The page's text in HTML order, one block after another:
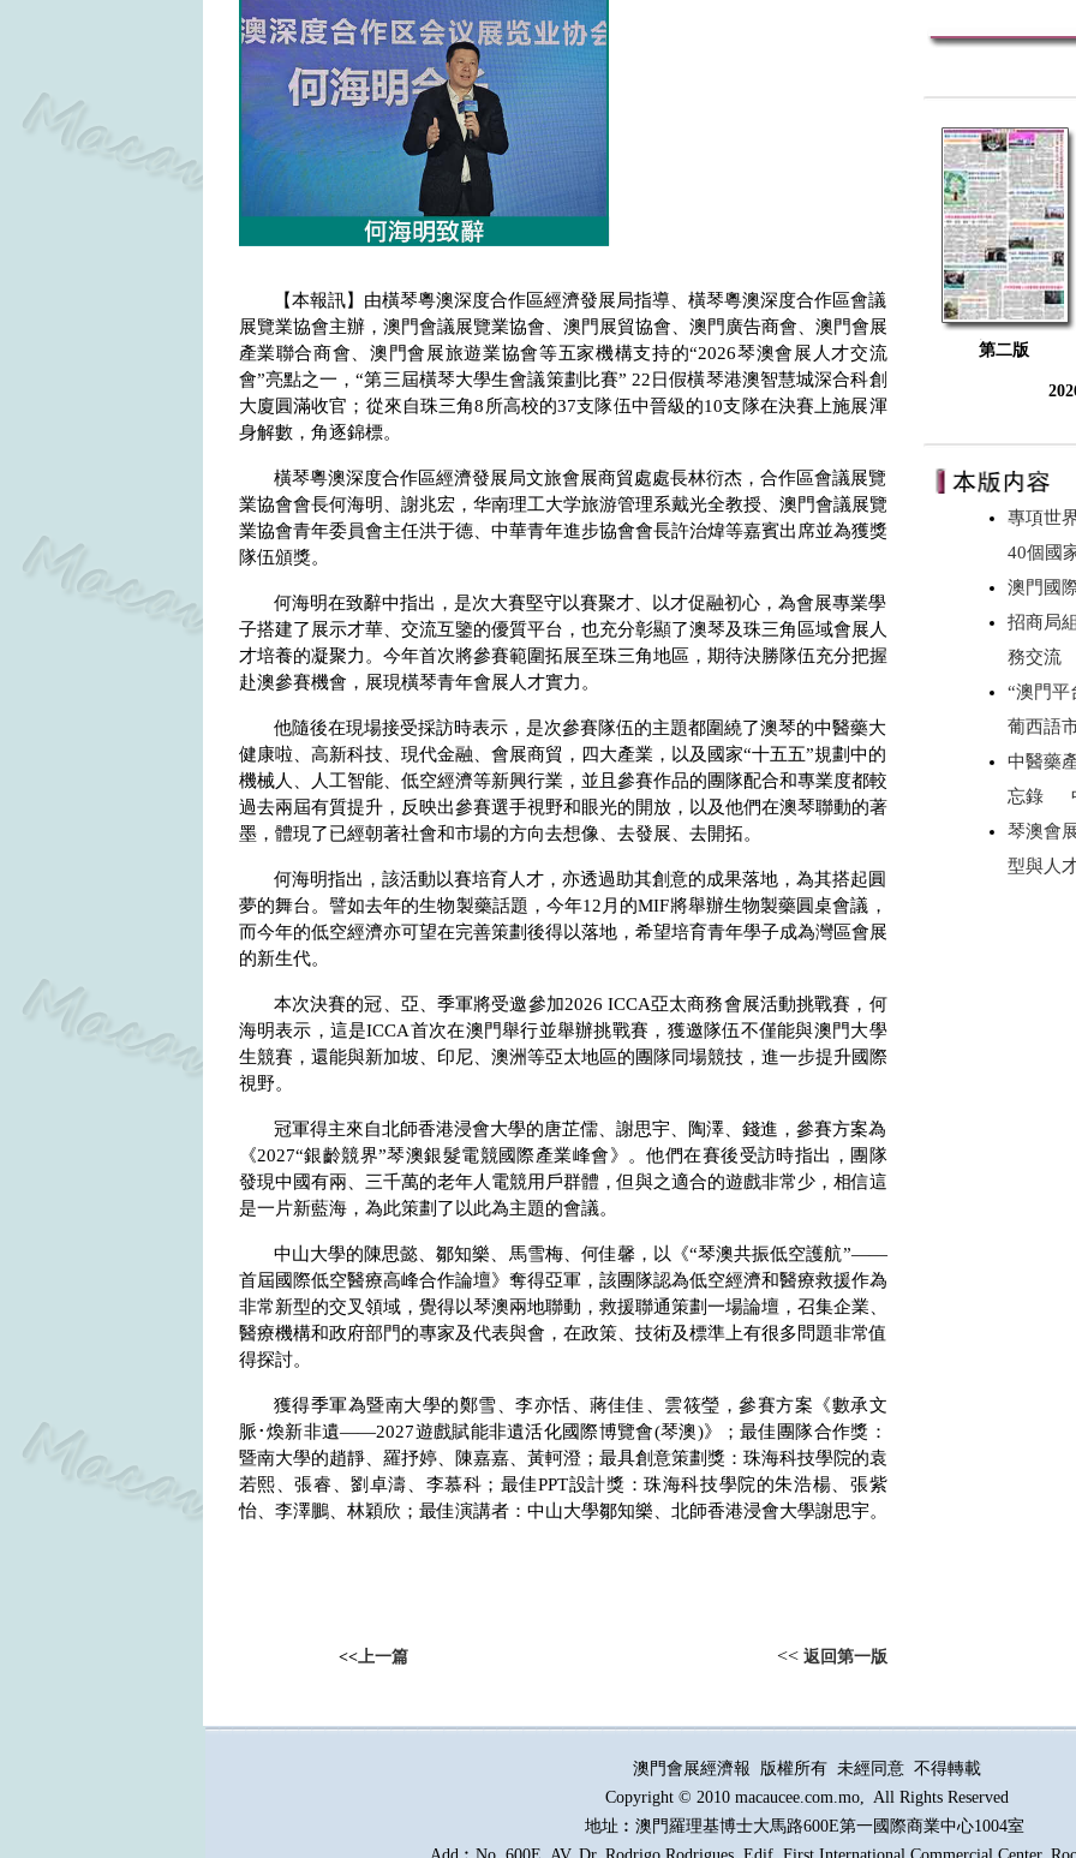
【本報訊】由橫琴粵澳深度合作區經濟發展局指導、橫琴粵澳深度合作區會議
展覽業協會主辦，澳門會議展覽業協會、澳門展貿協會、澳門廣告商會、澳門會展
產業聯合商會、澳門會展旅遊業協會等五家機構支持的“2026琴澳會展人才交流
會”亮點之一，“第三屆橫琴大學生會議策劃比賽” 22 日假橫琴港澳智慧城深合科創
大廈圓滿收官；從來自珠三角8所高校的37支隊伍中晉級的10支隊在決賽上施展渾
身解數，角逐錦標。
橫琴粵澳深度合作區經濟發展局文旅會展商貿處處長林衍杰，合作區會議展覽
業協會會長何海明、謝兆宏，华南理工大学旅游管理系戴光全教授、澳門會議展覽
業協會青年委員會主任洪于德、中華青年進步協會會長許治煒等嘉賓出席並為獲獎
隊伍頒獎。
何海明在致辭中指出，是次大賽堅守以賽聚才、以才促融初心，為會展專業學
子搭建了展示才華、交流互鑒的優質平台，也充分彰顯了澳琴及珠三角區域會展人
才培養的凝聚力。今年首次將參賽範圍拓展至珠三角地區，期待決勝隊伍充分把握
赴澳參賽機會，展現橫琴青年會展人才實力。
他隨後在現場接受採訪時表示，是次參賽隊伍的主題都圍繞了澳琴的中醫藥大
健康啦、高新科技、現代金融、會展商貿，四大產業，以及國家“十五五”規劃中的
機械人、人工智能、低空經濟等新興行業，並且參賽作品的團隊配合和專業度都較
過去兩屆有質提升，反映出參賽選手視野和眼光的開放，以及他們在澳琴聯動的著
墨，體現了已經朝著社會和市場的方向去想像、去發展、去開拓。
何海明指出，該活動以賽培育人才，亦透過助其創意的成果落地，為其搭起圓
夢的舞台。譬如去年的生物製藥話題，今年12月的MIF將舉辦生物製藥圓桌會議，
而今年的低空經濟亦可望在完善策劃後得以落地，希望培育青年學子成為灣區會展
的新生代。
本次決賽的冠、亞、季軍將受邀參加2026 ICCA亞太商務會展活動挑戰賽，何
海明表示，這是ICCA首次在澳門舉行並舉辦挑戰賽，獲邀隊伍不僅能與澳門大學
生競賽，還能與新加坡、印尼、澳洲等亞太地區的團隊同場競技，進一步提升國際
視野。
冠軍得主來自北師香港浸會大學的唐芷儒、謝思宇、陶澤、錢進，參賽方案為
《2027“銀齡競界”琴澳銀髮電競國際產業峰會》。他們在賽後受訪時指出，團隊
發現中國有兩、三千萬的老年人電競用戶群體，但與之適合的遊戲非常少，相信這
是一片新藍海，為此策劃了以此為主題的會議。
中山大學的陳思懿、鄒知樂、馬雪梅、何佳馨，以《“琴澳共振低空護航”——
首屆國際低空醫療高峰合作論壇》奪得亞軍，該團隊認為低空經濟和醫療救援作為
非常新型的交叉領域，覺得以琴澳兩地聯動，救援聯通策劃一場論壇，召集企業、
醫療機構和政府部門的專家及代表與會，在政策、技術及標準上有很多問題非常值
得探討。
獲得季軍為暨南大學的鄭雪、李亦恬、蔣佳佳、雲筱瑩，參賽方案《數承文
脈･煥新非遺——2027遊戲賦能非遺活化國際博覽會(琴澳)》；最佳團隊合作獎：
暨南大學的趙靜、羅抒婷、陳嘉嘉、黃軻澄；最具創意策劃獎：珠海科技學院的袁
若熙、張睿、劉卓濤、李慕科；最佳PPT設計獎：珠海科技學院的朱浩楊、張紫
怡、李澤鵬、林穎欣；最佳演講者：中山大學鄒知樂、北師香港浸會大學謝思宇。
<<上一篇 << 返回第一版
第二版
專項世
40個國
澳門國
招商局
務交流
“澳門
葡西語
中醫藥
忘錄
琴澳會
型與人
澳門會展經濟報 版權所有 未經同意 不得轉載
Copyright © 2010 macaucee.com.mo, All Rights Reserved
地址︰澳門羅理基博士大馬路600E第一國際商業中心1004室